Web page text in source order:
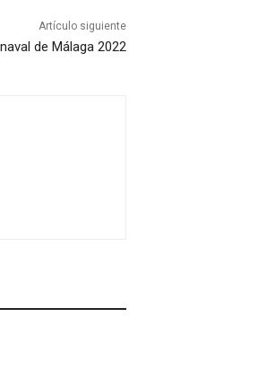
Artículo siguiente
de Málaga 2022